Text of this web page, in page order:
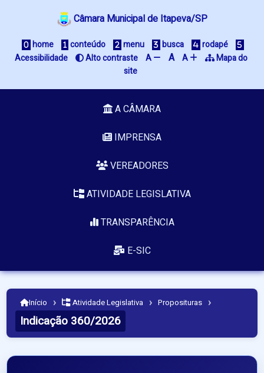
Câmara Municipal de Itapeva/SP
home conteúdo menu busca
rodapé
Acessibilidade
Alto contraste A A A
Mapa do
site
A CÂMARA
IMPRENSA
VEREADORES
ATIVIDADE LEGISLATIVA
TRANSPARÊNCIA
E-SIC
Início › Atividade Legislativa › Proposituras ›
Indicação 360/2026